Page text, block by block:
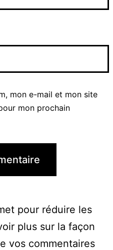
mon e-mail et mon site
mon prochain
pour réduire les
plus sur la façon
vos commentaires